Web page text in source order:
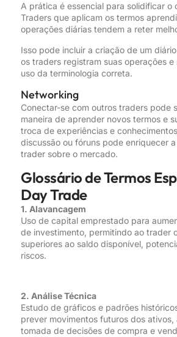
A prática é essencial para solidificar o
Traders que aplicam os termos
operações diárias tendem a reter
Isso pode incluir a criação de um
os traders registram suas operações
uso da terminologia correta.
Networking
Conectar-se com outros traders pode
maneira de aprender novos termos e
troca de experiências e
discussão ou fóruns pode enriquecer
trader sobre o mercado.
Glossário de Termos
Day Trade
1. Alavancagem
Uso de capital emprestado para
de investimento, permitindo ao trader
superiores ao saldo disponível,
riscos.
2. Análise Técnica
Estudo de gráficos e padrões
prever movimentos futuros dos ativos,
tomada de decisões de compra e